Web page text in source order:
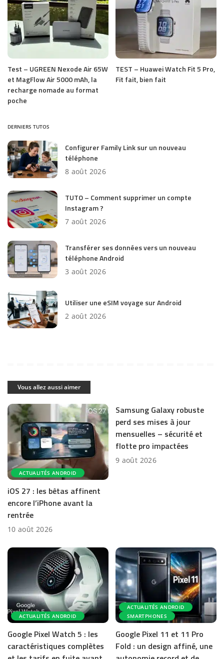
Test – UGREEN Nexode Air 65W
et MagFlow Air 5000 mAh, la
recharge nomade au format
poche
TEST – Huawei Watch Fit 5 Pro,
Fit fait, bien fait
DERNIERS TUTOS
Configurer Family Link sur un nouveau
téléphone
8 août 2026
TUTO – Comment supprimer un compte
Instagram ?
7 août 2026
Transférer ses données vers un nouveau
téléphone Android
3 août 2026
Utiliser une eSIM voyage sur Android
2 août 2026
Vous allez aussi aimer
ACTUALITÉS ANDROID
iOS 27 : les bêtas affinent
encore l’iPhone avant la
rentrée
10 août 2026
Samsung Galaxy robuste
perd ses mises à jour
mensuelles – sécurité et
flotte pro impactées
9 août 2026
ACTUALITÉS ANDROID
Google Pixel Watch 5 : les
caractéristiques complètes
ACTUALITÉS ANDROID
SMARTPHONES
Google Pixel 11 et 11 Pro
Fold : un design affiné, une